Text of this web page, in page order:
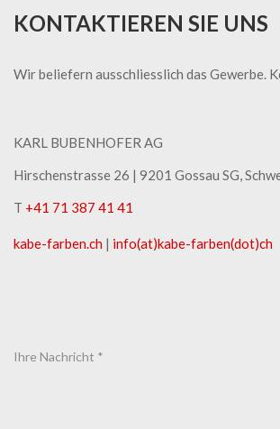
KONTAKTIEREN SIE UNS
Wir beliefern ausschliesslich das Gewerbe.
KARL BUBENHOFER AG
Hirschenstrasse 26 | ​9201 Gossau SG,
T +41 71 387 41 41
kabe-​farben.ch | info(at)kabe-​farben(dot)ch